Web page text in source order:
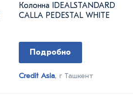
Колонна IDEALSTANDARD
CALLA PEDESTAL WHITE
Подробно
Credit Asia, г Ташкент